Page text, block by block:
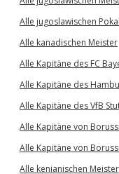
Alle jugoslawischen
Alle kanadischen Meister
Alle Kapitäne des FC
Alle Kapitäne des
Alle Kapitäne des VfB
Alle Kapitäne von
Alle Kapitäne von
Alle kenianischen Meister